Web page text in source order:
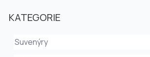
KATEGORIE
Suvenýry